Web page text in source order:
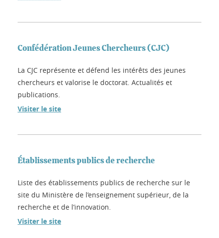
Confédération Jeunes Chercheurs (CJC)
La CJC représente et défend les intérêts des jeunes
chercheurs et valorise le doctorat. Actualités et
publications.
Visiter le site
Établissements publics de recherche
Liste des établissements publics de recherche sur le
site du Ministère de l’enseignement supérieur, de la
recherche et de l’innovation.
Visiter le site